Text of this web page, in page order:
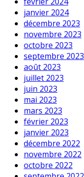
janvier 2024
décembre 2023
novembre 2023
octobre 2023
septembre 2023
août 2023
juillet 2023
juin 2023
mai 2023
mars 2023
février 2023
janvier 2023
décembre 2022
novembre 2022
octobre 2022